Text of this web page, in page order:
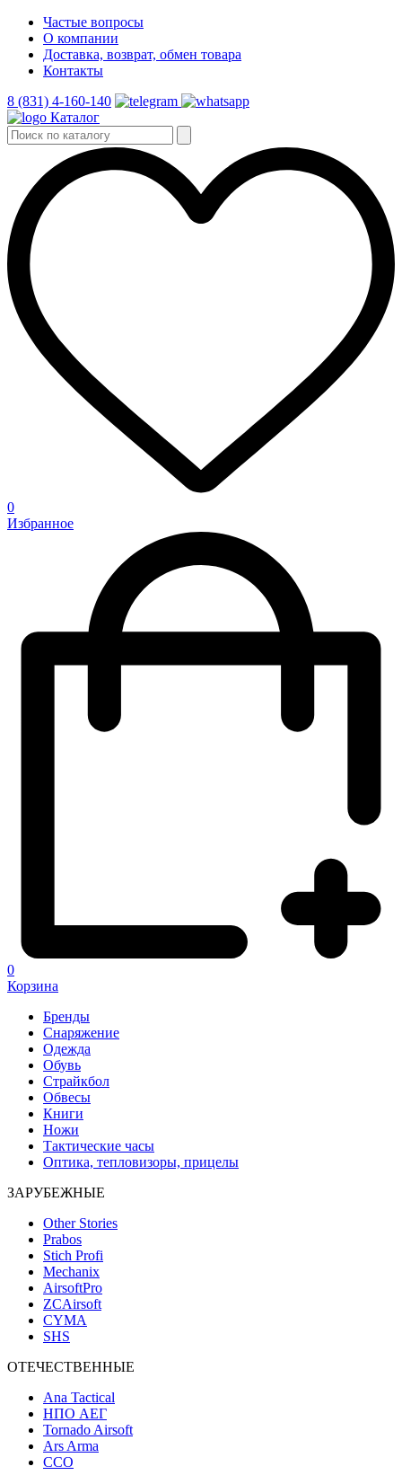
Частые вопросы
О компании
Доставка, возврат, обмен товара
Контакты
8 (831) 4-160-140
Каталог
0
Избранное
0
Корзина
Бренды
Снаряжение
Одежда
Обувь
Страйкбол
Обвесы
Книги
Ножи
Тактические часы
Оптика, тепловизоры, прицелы
ЗАРУБЕЖНЫЕ
Other Stories
Prabos
Stich Profi
Mechanix
AirsoftPro
ZCAirsoft
CYMA
SHS
ОТЕЧЕСТВЕННЫЕ
Ana Tactical
НПО АЕГ
Tornado Airsoft
Ars Arma
ССО